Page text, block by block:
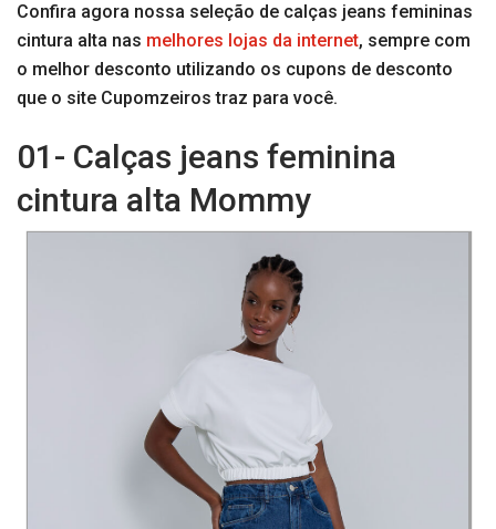
Confira agora nossa seleção de calças jeans femininas
cintura alta nas melhores lojas da internet, sempre com
o melhor desconto utilizando os cupons de desconto
que o site Cupomzeiros traz para você.
01- Calças jeans feminina
cintura alta Mommy